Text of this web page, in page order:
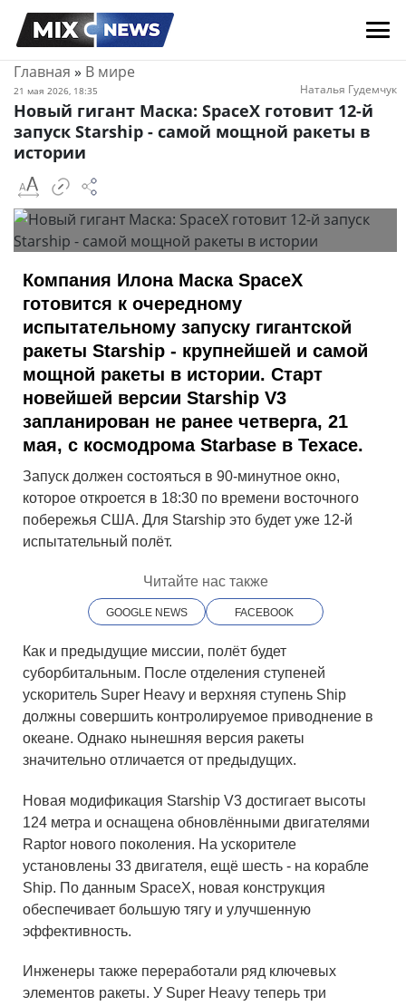
Главная » В мире
21 мая 2026, 18:35 Наталья Гудемчук
Новый гигант Маска: SpaceX готовит 12-й
запуск Starship - самой мощной ракеты в
истории
Компания Илона МаскаSpaceX
готовится к очередному
испытательному запуску гигантской
ракеты Starship - крупнейшей и самой
мощной ракеты в истории. Старт
новейшей версии Starship V3
запланирован не ранее четверга, 21
мая, с космодрома Starbase в Техасе.
Запуск должен состояться в 90-минутное окно,
которое откроется в 18:30 по времени восточного
побережья США. Для Starship это будет уже 12-й
испытательный полёт.
Читайте нас также
GOOGLE NEWS FACEBOOK
Как и предыдущие миссии, полёт будет
суборбитальным. После отделения ступеней
ускоритель Super Heavy и верхняя ступень Ship
должны совершить контролируемое приводнение в
океане. Однако нынешняя версия ракеты
значительно отличается от предыдущих.
Новая модификация Starship V3 достигает высоты
124 метра и оснащена обновлёнными двигателями
Raptor нового поколения. На ускорителе
установлены 33 двигателя, ещё шесть - на корабле
Ship. По данным SpaceX, новая конструкция
обеспечивает большую тягу и улучшенную
эффективность.
Инженеры также переработали ряд ключевых
элементов ракеты. У Super Heavy теперь три